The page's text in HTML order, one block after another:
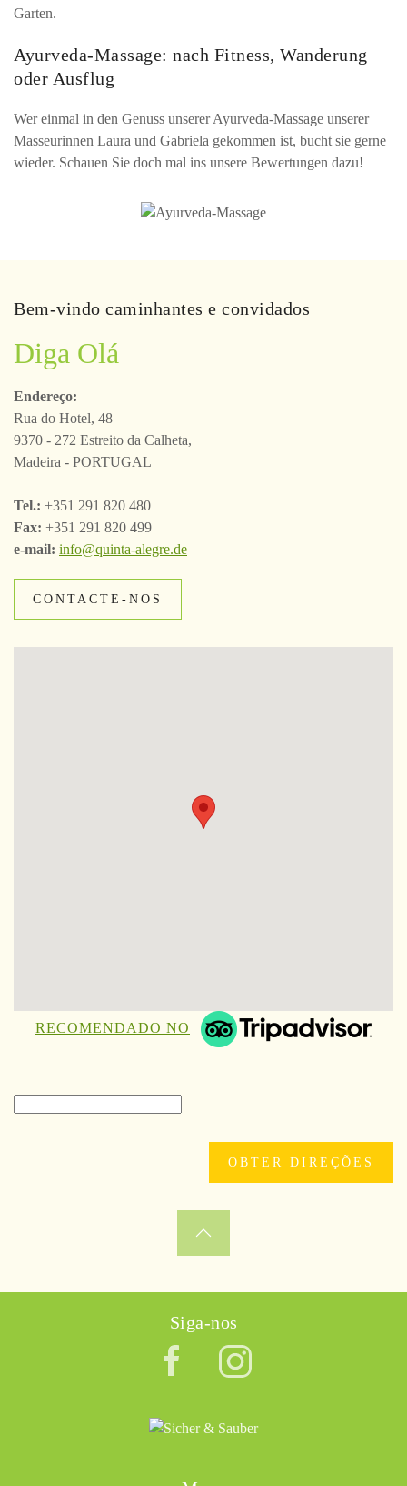
Garten.
Ayurveda-Massage: nach Fitness, Wanderung
oder Ausflug
Wer einmal in den Genuss unserer Ayurveda-Massage unserer
Masseurinnen Laura und Gabriela gekommen ist, bucht sie gerne
wieder. Schauen Sie doch mal ins unsere Bewertungen dazu!
Bem-vindo caminhantes e convidados
Diga Olá
Endereço:
Rua do Hotel, 48
9370 - 272 Estreito da Calheta,
Madeira - PORTUGAL
Tel.: +351 291 820 480
Fax: +351 291 820 499
e-mail: info@quinta-alegre.de
CONTACTE-NOS
RECOMENDADO NO
Siga-nos